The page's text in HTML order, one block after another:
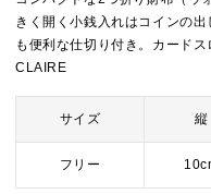
きく開く小銭入れはコインの
も便利な仕切り付き。カード
CLAIRE
サイズ 縦
フリー